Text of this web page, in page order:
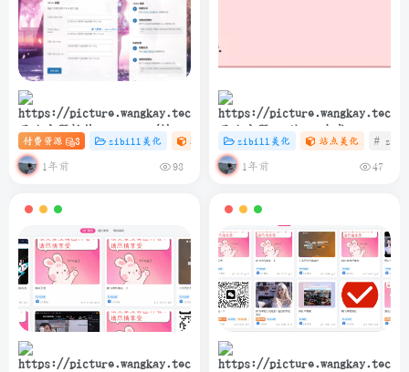
子比主题插件 – TikTok/抖音
登录插件
付费资源 3 zibill美化 站点美化 # 插件 # 站点美化 # 抖音
1年前 93
子比主题 – 纯PHP生成
sitemap.xml教程
zibill美化 站点美化 #
1年前 47